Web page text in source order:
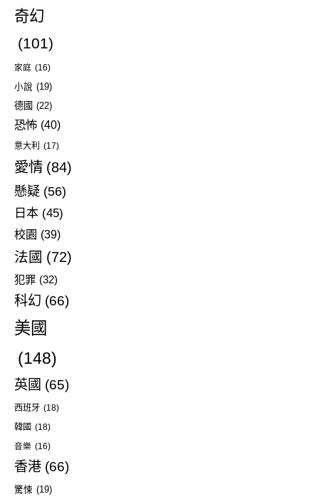
奇幻
(101)
家庭 (16)
小說 (19)
德國 (22)
恐怖 (40)
意大利 (17)
愛情 (84)
懸疑 (56)
日本 (45)
校園 (39)
法國 (72)
犯罪 (32)
科幻 (66)
美國
(148)
英國 (65)
西班牙 (18)
韓國 (18)
音樂 (16)
香港 (66)
驚悚 (19)